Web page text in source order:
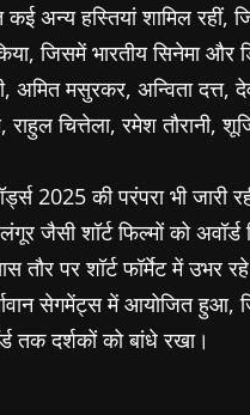
अन्य हस्तियां शामिल रहीं,
जिसमें भारतीय सिनेमा और
अमित मसुरकर, अन्विता
राहुल चित्तेला, रमेश
2025 की परंपरा भी जारी
जैसी शॉर्ट फिल्मों को
तौर पर शॉर्ट फॉर्मेट में उभर
सेगमेंट्स में आयोजित हुआ,
दर्शकों को बांधे रखा।